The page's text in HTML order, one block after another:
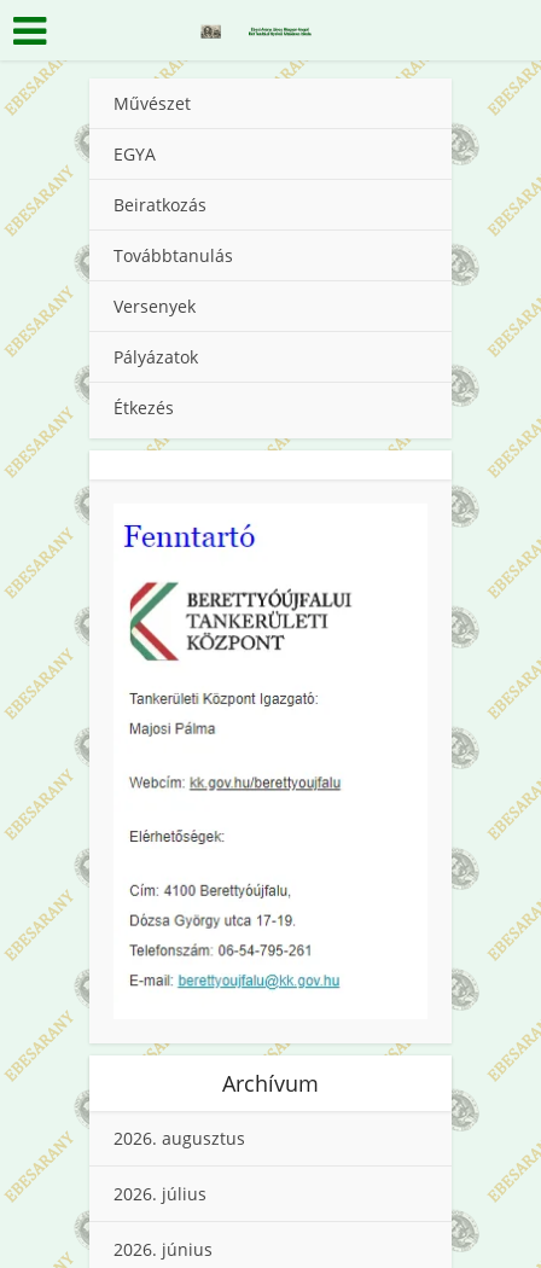
Művészet
EGYA
Beiratkozás
Továbbtanulás
Versenyek
Pályázatok
Étkezés
Archívum
2026. augusztus
2026. július
2026. június